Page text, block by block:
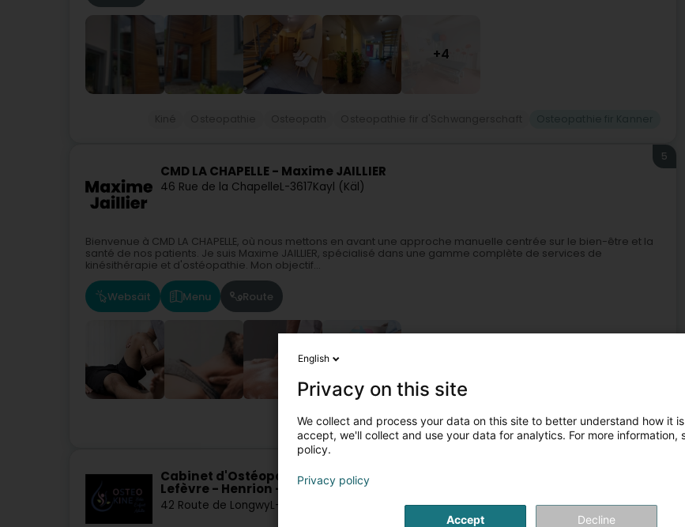
+4
CMD LA CHAPELLE - Maxime JAILLIER
46 Rue de la ChapelleL-3617Kayl (Käl)
5
Bienvenue à CMD LA CHAPELLE, où nous mettons en avant une approche manuelle centrée sur le bien-être et la
santé de nos patients. Je suis Maxime JAILLIER, spécialisé dans une gamme complète de services de
kinésithérapie et d'ostéopathie. Mon objectif...
Websäit Menu Route
Kiné Osteopath Osteopathie Osteopathie fir Kanner
Cabinet d'Ostéopathie et de Kinésithérapie Neuberg -
Lefèvre - Henrion - Targa
42 Route de LongwyL-4830 Rodange (Rodange)
English
Privacy on this site
We collect and process your data on this site to better understand how it
accept, we'll collect and use your data for analytics. For more information,
policy.
Privacy policy
Accept Decline